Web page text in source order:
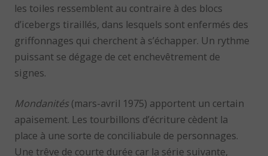
les toiles ressemblent au contraire à des blocs
d’icebergs tiraillés, dans lesquels sont enfermés des
griffonnages qui cherchent à s’échapper. Un rythme
puissant se dégage de cet enchevêtrement de
signes.
Mondanités (mars-avril 1975) apportent un certain
apaisement. Les tourbillons d’écriture cèdent la
place à une sorte de conciliabule de personnages.
Une trêve de courte durée car la série suivante,